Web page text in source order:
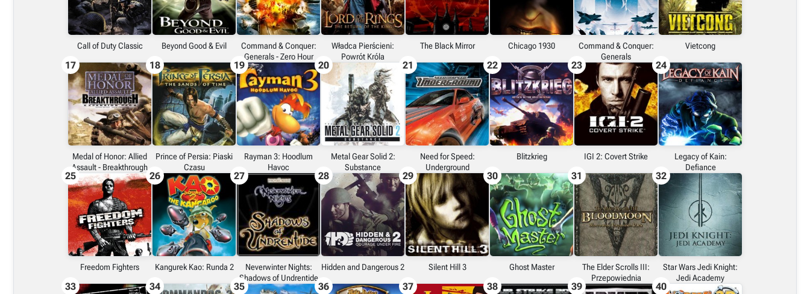
Call of Duty Classic Beyond Good & Evil
Command & Conquer:
Generals - Zero Hour
Władca Pierścieni:
Powrót Króla
The Black Mirror Chicago 1930
Command & Conquer:
Generals
Vietcong
17
Medal of Honor: Allied
Assault - Breakthrough
18
Prince of Persia: Piaski
Czasu
19
Rayman 3: Hoodlum
Havoc
20
Metal Gear Solid 2:
Substance
21
Need for Speed:
Underground
22
Blitzkrieg
23
IGI 2: Covert Strike
24
Legacy of Kain:
Defiance
25
Freedom Fighters
26
Kangurek Kao: Runda 2
27
Neverwinter Nights:
Shadows of Undrentide
28
Hidden and Dangerous 2
29
Silent Hill 3
30
Ghost Master
31
The Elder Scrolls III:
Przepowiednia
32
Star Wars Jedi Knight:
Jedi Academy
33 34 35 36 37 38 39 40